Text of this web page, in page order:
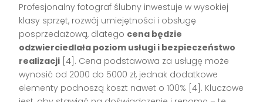
Profesjonalny fotograf ślubny inwestuje w wysokiej
klasy sprzęt, rozwój umiejętności i obsługę
posprzedażową, dlatego cena będzie
odzwierciedlała poziom usługi i bezpieczeństwo
realizacji [4] . Cena podstawowa za usługę może
wynosić od 2000 do 5000 zł, jednak dodatkowe
elementy podnoszą koszt nawet o 100% [4] . Kluczowe